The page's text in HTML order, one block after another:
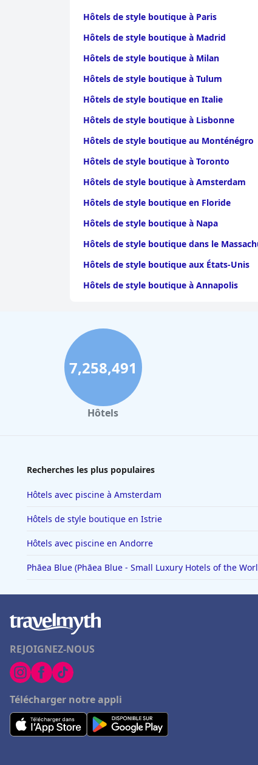
Hôtels de style boutique à Paris
Hôtels de style boutique à Madrid
Hôtels de style boutique à Milan
Hôtels de style boutique à Tulum
Hôtels de style boutique en Italie
Hôtels de style boutique à Lisbonne
Hôtels de style boutique au Monténégro
Hôtels de style boutique à Toronto
Hôtels de style boutique à Amsterdam
Hôtels de style boutique en Floride
Hôtels de style boutique à Napa
Hôtels de style boutique dans le
Hôtels de style boutique aux États-Unis
Hôtels de style boutique à Annapolis
Hôtels de style boutique à Gold Coast
Hôtels de style boutique à Rhodes
Hôtels de style boutique dans le Wisconsin
Hôtels de style boutique à Cozumel
Hôtels de style boutique à Fort Worth
7,258,491
Hôtels
Recherches les plus populaires
Hôtels avec piscine à Amsterdam
Hôtels de style boutique en Istrie
Hôtels avec piscine en Andorre
Phāea Blue (Phāea Blue - Small Luxury Hotels of the
REJOIGNEZ-NOUS
Télécharger notre appli